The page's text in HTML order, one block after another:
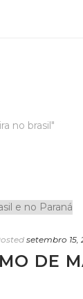
no brasil"
setembro 15,
DE